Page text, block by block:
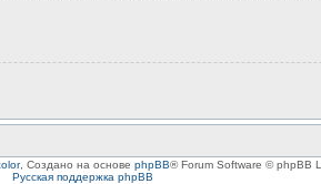
, Создано на основе phpBB® Forum Software © phpBB
Русская поддержка phpBB